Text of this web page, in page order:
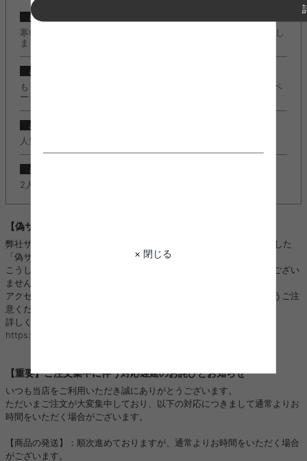
× 閉じる
お知らせ
寒い季節もこたつでぬくぬく快適に♪『こたつ特集』ページ公開し
ました。
お知らせ
もうすぐクリスマスの季節！『クリスマスコレクション2024』ペ
ージ公開しました。
お知らせ
人気のＬ字デスク『Fine(ファイン)』に新カラー追加しました。
お知らせ
2人掛けソファ『Moss(モス)』に新カラー追加しました。
【偽サイトにご注意ください】
弊社サイトのロゴ・画像などを不正に使用し、kagu350になりすました
「偽サイト」や「偽SNSアカウント」を複数確認しております。
こうした「偽サイト」「偽SNSアカウント」は、当店と全く関係がござい
ません。
アクセス、ご注文、お振り込み、個人情報のやり取りをされないようご注
意ください。
詳しくはこちら：
https://kagu350.com/phishing
【重要】ご注文集中に伴う対応遅延のお詫びとお知らせ
いつも当店をご利用いただき誠にありがとうございます。
ただいまご注文が大変集中しており、以下の対応につきまして通常よりお
時間をいただく場合がございます。
【商品の発送】：順次進めておりますが、通常よりお時間をいただく場合
がございます。